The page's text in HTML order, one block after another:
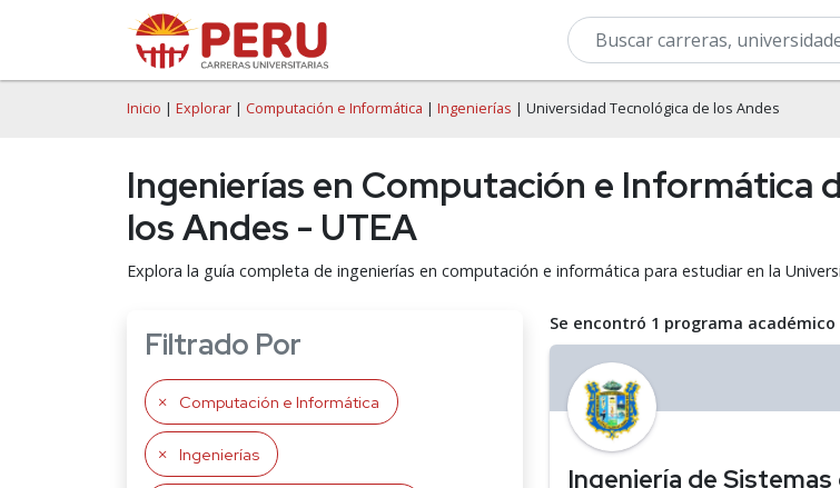
Inicio | Explorar | Computación e Informática | Ingenierías | Universidad Tecnológica de los Andes
Ingenierías en Computación e Informática
los Andes - UTEA
Explora la guía completa de ingenierías en computación e informática para estudiar en la
Filtrado Por
Computación e Informática
Ingenierías
Se encontró 1 programa académico
Ingeniería de